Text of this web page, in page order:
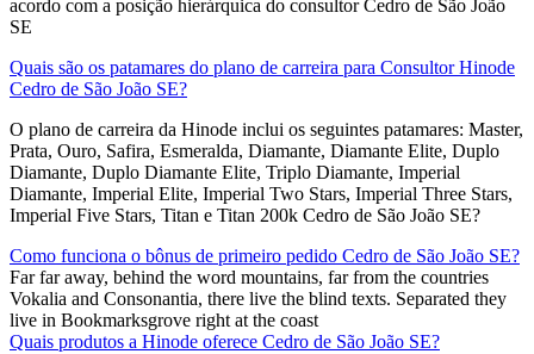
acordo com a posição hierárquica do consultor Cedro de São João
SE
Quais são os patamares do plano de carreira para Consultor Hinode
Cedro de São João SE?
O plano de carreira da Hinode inclui os seguintes patamares: Master,
Prata, Ouro, Safira, Esmeralda, Diamante, Diamante Elite, Duplo
Diamante, Duplo Diamante Elite, Triplo Diamante, Imperial
Diamante, Imperial Elite, Imperial Two Stars, Imperial Three Stars,
Imperial Five Stars, Titan e Titan 200k Cedro de São João SE?
Como funciona o bônus de primeiro pedido Cedro de São João SE?
Far far away, behind the word mountains, far from the countries
Vokalia and Consonantia, there live the blind texts. Separated they
live in Bookmarksgrove right at the coast
Quais produtos a Hinode oferece Cedro de São João SE?